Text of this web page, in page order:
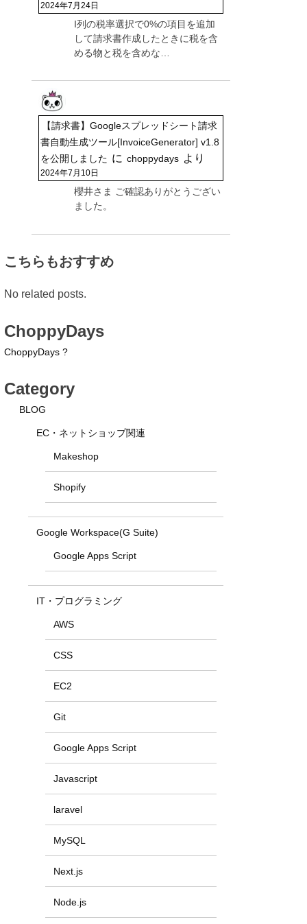
2024年7月24日
I列の税率選択で0%の項目を追加
して請求書作成したときに税を含
める物と税を含めな…
【請求書】Googleスプレッドシート請求
書自動生成ツール[InvoiceGenerator] v1.8
を公開しました に choppydays より
2024年7月10日
櫻井さま ご確認ありがとうござい
ました。
こちらもおすすめ
No related posts.
ChoppyDays
ChoppyDays ?
Category
BLOG
EC・ネットショップ関連
Makeshop
Shopify
Google Workspace(G Suite)
Google Apps Script
IT・プログラミング
AWS
CSS
EC2
Git
Google Apps Script
Javascript
laravel
MySQL
Next.js
Node.js